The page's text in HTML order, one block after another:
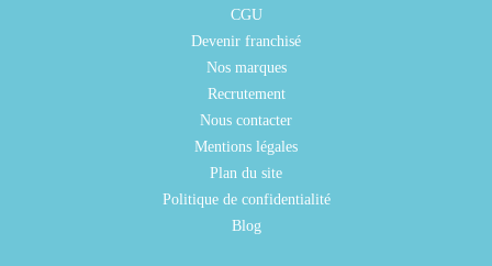
CGU
Devenir franchisé
Nos marques
Recrutement
Nous contacter
Mentions légales
Plan du site
Politique de confidentialité
Blog